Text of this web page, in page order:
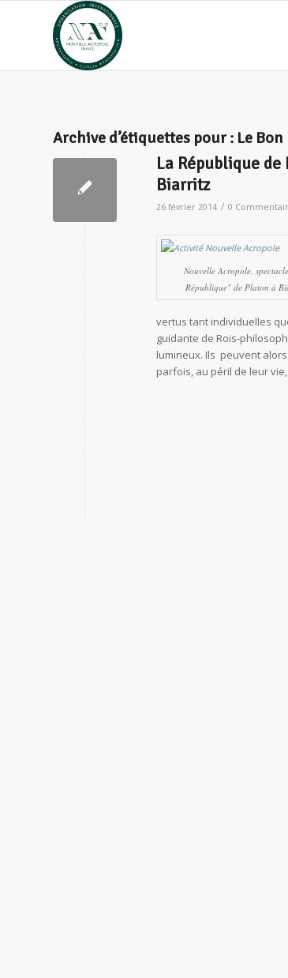
Archive d’étiquettes pour : Le Bon
La République
Biarritz
26 février 2014 / 0
Nouvelle Acropole,
République" de Platon à
vertus tant individuelles
guidante de Rois-
lumineux. Ils peuvent
parfois, au péril de leur